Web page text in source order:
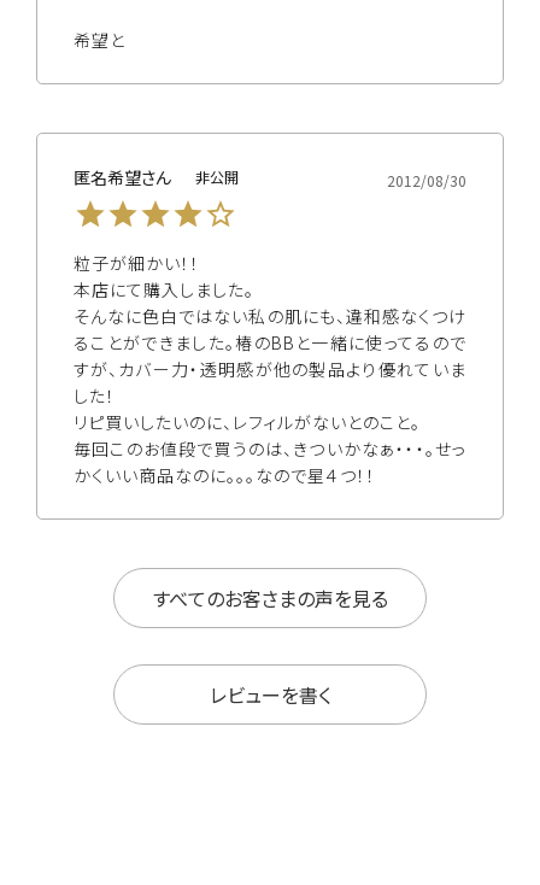
希望と
匿名希望 非公開 2012/08/30
粒子が細かい！！
本店にて購入しました。
そんなに色白ではない私の肌にも、違和感なくつけ
ることができました。椿のBBと一緒に使ってるので
すが、カバー力・透明感が他の製品より優れていま
した！
リピ買いしたいのに、レフィルがないとのこと。
毎回このお値段で買うのは、きついかなぁ・・・。せっ
かくいい商品なのに。。。なので星４つ！！
すべてのお客さまの声を見る
レビューを書く